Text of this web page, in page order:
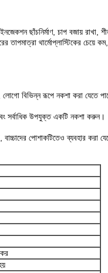
ছাঁচনির্মাণ, চাপ বজায়
তাপমাত্রা থার্মোপ্লাস্টিকের
লোগো বিভিন্ন রূপে নকশা করা
সর্বাধিক উপযুক্ত একটি নকশা করুন।
পোশাকটিতেও ব্যবহার করা
কর